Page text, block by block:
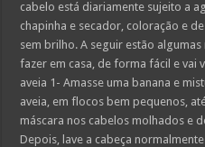
cabelo está diariamente sujeito a
chapinha e secador, coloração e
sem brilho. A seguir estão
fazer em casa, de forma fácil e vai
aveia 1- Amasse uma banana e
aveia, em flocos bem pequenos,
máscara nos cabelos molhados e
Depois, lave a cabeça